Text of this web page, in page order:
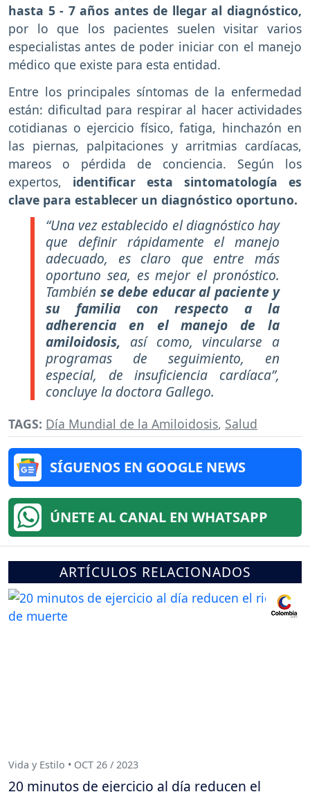
hasta 5 - 7 años antes de llegar al diagnóstico,
por lo que los pacientes suelen visitar varios
especialistas antes de poder iniciar con el manejo
médico que existe para esta entidad.
Entre los principales síntomas de la enfermedad
están: dificultad para respirar al hacer actividades
cotidianas o ejercicio físico, fatiga, hinchazón en
las piernas, palpitaciones y arritmias cardíacas,
mareos o pérdida de conciencia. Según los
expertos, identificar esta sintomatología es
clave para establecer un diagnóstico oportuno.
“Una vez establecido el diagnóstico hay
que definir rápidamente el manejo
adecuado, es claro que entre más
oportuno sea, es mejor el pronóstico.
También se debe educar al paciente y
su familia con respecto a la
adherencia en el manejo de la
amiloidosis, así como, vincularse a
programas de seguimiento, en
especial, de insuficiencia cardíaca”,
concluye la doctora Gallego.
TAGS: Día Mundial de la Amiloidosis, Salud
SÍGUENOS EN GOOGLE NEWS
ÚNETE AL CANAL EN WHATSAPP
ARTÍCULOS RELACIONADOS
Vida y Estilo • OCT 26 / 2023
20 minutos de ejercicio al día reducen el